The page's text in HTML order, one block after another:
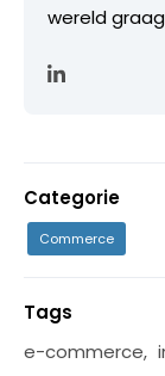
wereld
Categorie
Commerce
Tags
e-commerce,